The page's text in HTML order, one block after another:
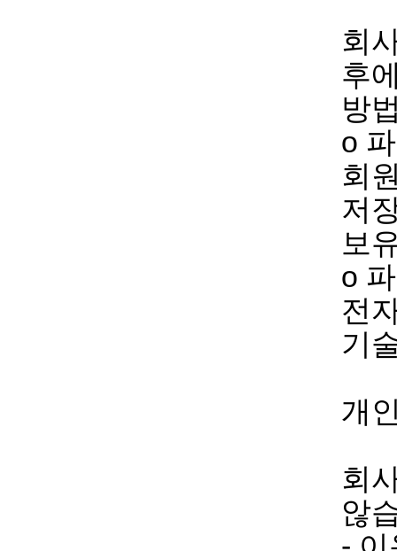
회
후
방
ο
회
저
보
ο
전
기
개
회
않